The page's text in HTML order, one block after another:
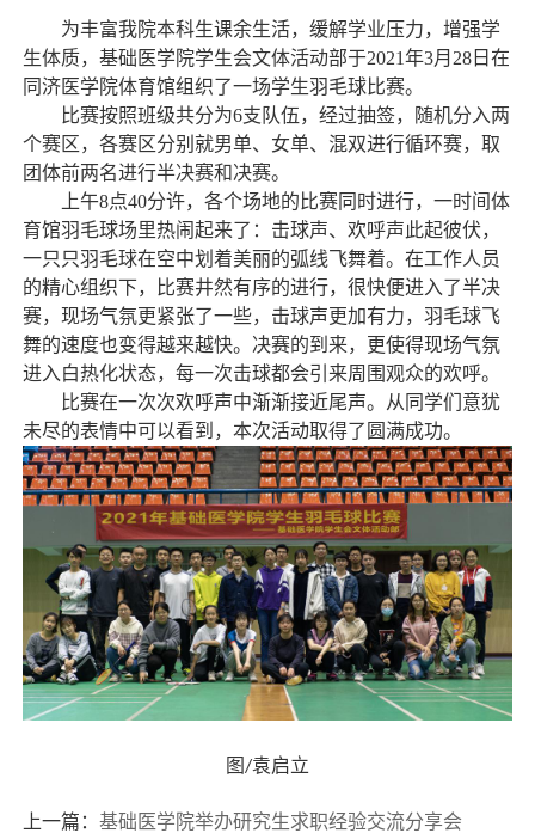
为丰富我院本科生课余生活，缓解学业压力，增强学
生体质，基础医学院学生会文体活动部于2021年3月 28 日在
同济医学院体育馆组织了一场学生羽毛球比赛。
比赛按照班级共分为6支队伍，经过抽签，随机分入两
个赛区，各赛区分别就男单、女单、混双进行循环赛，取
团体前两名进行半决赛和决赛。
上午8点40分许，各个场地的比赛同时进行，一时间体
育馆羽毛球场里热闹起来了：击球声、欢呼声此起彼伏，
一只只羽毛球在空中划着美丽的弧线飞舞着。在工作人员
的精心组织下，比赛井然有序的进行，很快便进入了半决
赛，现场气氛更紧张了一些，击球声更加有力，羽毛球飞
舞的速度也变得越来越快。决赛的到来，更使得现场气氛
进入白热化状态，每一次击球都会引来周围观众的欢呼。
比赛在一次次欢呼声中渐渐接近尾声。从同学们意犹
未尽的表情中可以看到，本次活动取得了圆满成功。
图/袁启立
上一篇：基础医学院举办研究生求职经验交流分享会